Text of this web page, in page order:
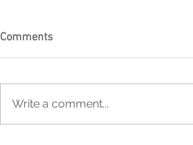
Comments
Write a comment...